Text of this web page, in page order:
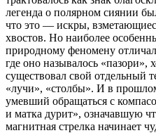
легенда о полярном сиянии
что это — искры,
хвостов. Но наиболее
природному феномену
где оно называлось «пазори»,
существовал свой отдельный
«лучи», «столбы». И в
умевший обращаться с
и матка дурит», означавшую
магнитная стрелка начинает